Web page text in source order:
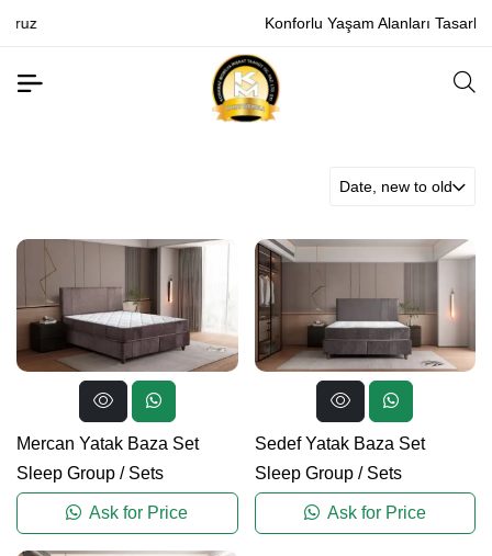
Konforlu Yaşam Alanları Tasarlıyoruz
Date, new to old
Mercan Yatak Baza Set
Sleep Group / Sets
Ask for Price
Sedef Yatak Baza Set
Sleep Group/ Sets
Ask for Price